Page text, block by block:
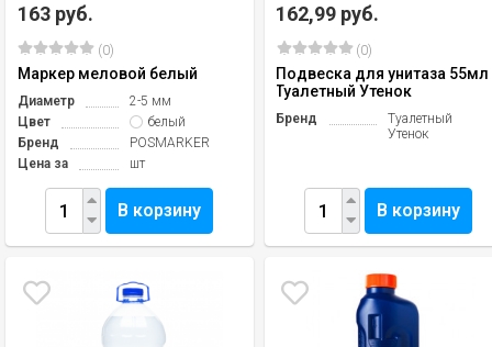
163 руб.
(0)
Маркер меловой белый
Диаметр
2-5 мм
Цвет
белый
Бренд
POSMARKER
Цена за
шт
В корзину
162,99 руб.
(0)
Подвеска для унитаза 55мл
Туалетный Утенок
Бренд
Туалетный
Утенок
В корзину